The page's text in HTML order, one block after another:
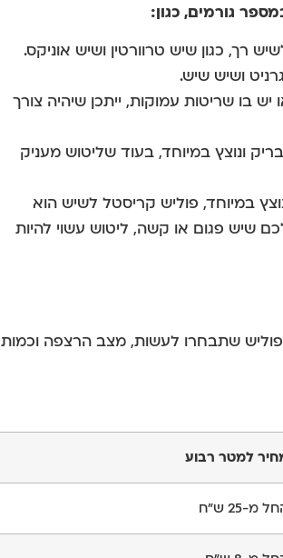
גורמים, כגון:
רך, כגון שיש טרוורטין ושיש אוניקס.
ושיש שיש.
בו שריטות עמוקות, ייתכן שיהיה צורך
ונוצץ במיוחד, בעוד שליטוש מעניק
במיוחד, פוליש קריסטל לשיש הוא
שיש פגום או קשה, ליטוש עשוי להיות
ש"ח, ותלוי בסוג הפוליש שתבחרו לעשות, מצב הרצפה וכמות
למטר רבוע
מ-25 ש"ח